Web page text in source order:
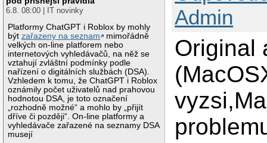
6.8. 08:00 | IT novinky
Platformy ChatGPT i Roblox by mohly
býtzařazeny na seznam
mimořádně
velkých on-line platforem nebo
internetových vyhledávačů, na něž se
vztahují zvláštní podmínky podle
nařízení o digitálních službách (DSA).
Vzhledem k tomu, že ChatGPT i Roblox
oznámily počet uživatelů nad prahovou
hodnotou DSA, je toto označení
„rozhodně možné“ a mohlo by „přijít
dříve či později“. On-line platformy a
vyhledávače zařazené na seznamy DSA
musejí
Admin
Original